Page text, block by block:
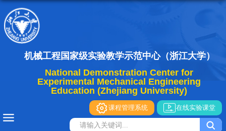
机械工程国家级实验教学示范中心（浙江大学）
National Demonstration Center for
Experimental Mechanical Engineering
Education (Zhejiang University)
课程管理系统 在线实验课堂